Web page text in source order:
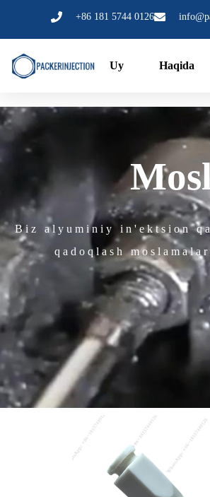
+86 181 5744 0126
Uy Haqida
Biz alyuminiy in'ektsion
qadoqlash